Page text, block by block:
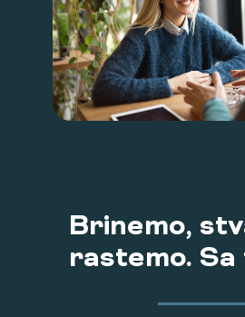
Brinemo,
rastemo. Sa